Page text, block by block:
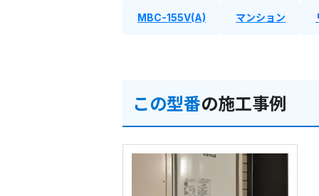
MBC-155V(A) マンション
この型番の施工事例